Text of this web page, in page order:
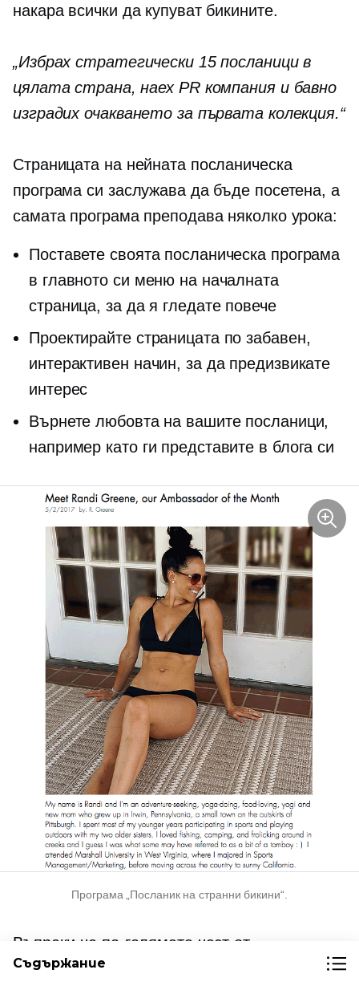
накара всички да купуват бикините.
„Избрах стратегически 15 посланици в
цялата страна, наех PR компания и бавно
изградих очакването за първата колекция.“
Страницата на нейната посланическа
програма си заслужава да бъде посетена, а
самата програма преподава няколко урока:
Поставете своята посланическа програма
в главното си меню на началната
страница, за да я гледате повече
Проектирайте страницата по забавен,
интерактивен начин, за да предизвикате
интерес
Върнете любовта на вашите посланици,
например като ги представите в блога си
Програма „Посланик на странни бикини“.
Въпреки че по-голямата част от
фотографията е направена от Jocelyn Little
Съдържание